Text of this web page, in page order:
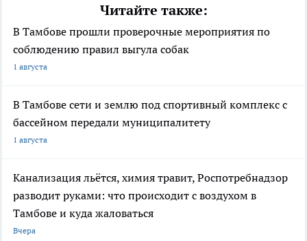
Читайте также:
В Тамбове прошли проверочные мероприятия по
соблюдению правил выгула собак
1 августа
В Тамбове сети и землю под спортивный комплекс с
бассейном передали муниципалитету
1 августа
Канализация льётся, химия травит, Роспотребнадзор
разводит руками: что происходит с воздухом в
Тамбове и куда жаловаться
Вчера